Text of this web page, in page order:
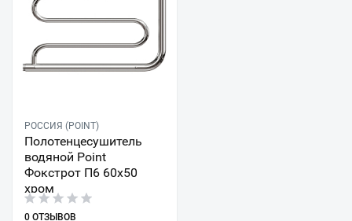
РОССИЯ (POINT)
Полотенцесушитель
водяной Point
Фокстрот П6 60х50
хром
0 ОТЗЫВОВ